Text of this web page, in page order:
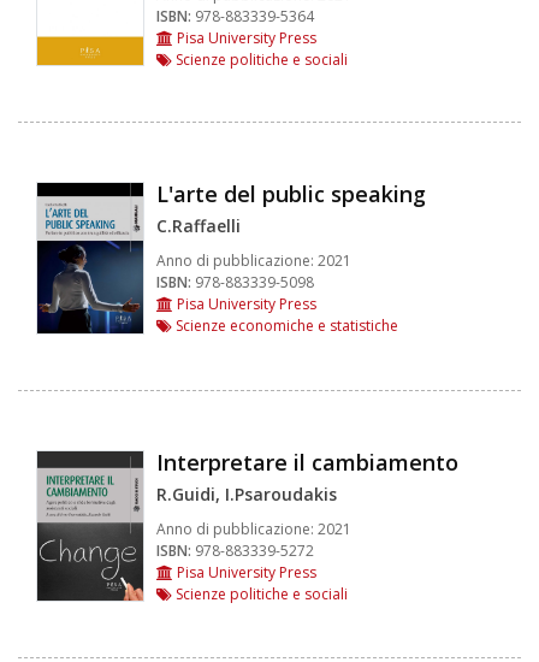
ISBN: 978-883339-5364
Pisa University Press
Scienze politiche e sociali
L'arte del public speaking
C.Raffaelli
Anno di pubblicazione: 2021
ISBN: 978-883339-5098
Pisa University Press
Scienze economiche e statistiche
Interpretare il cambiamento
R.Guidi, I.Psaroudakis
Anno di pubblicazione: 2021
ISBN: 978-883339-5272
Pisa University Press
Scienze politiche e sociali